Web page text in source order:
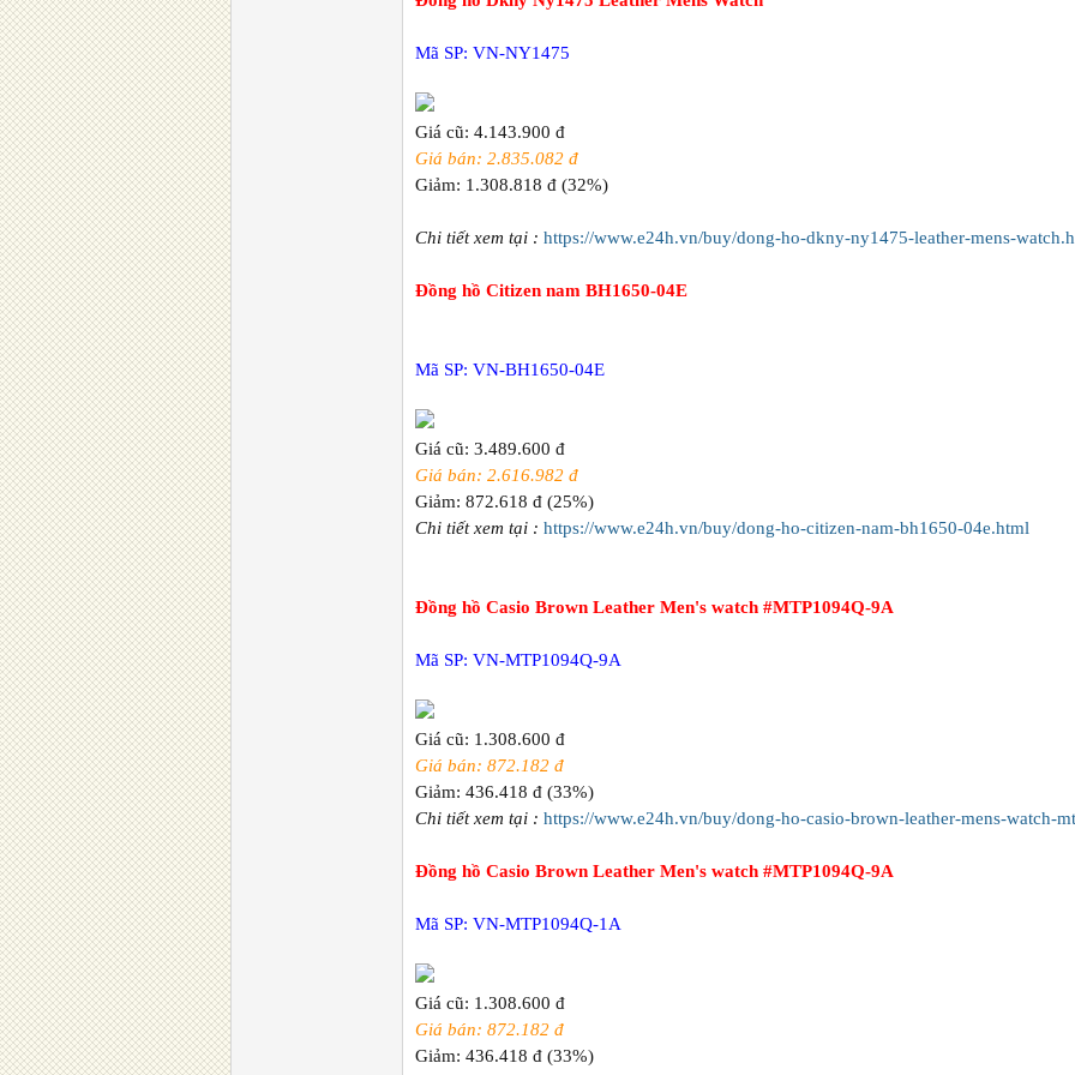
Mã SP: VN-NY1475
Giá cũ: 4.143.900 đ
Giá bán: 2.835.082 đ
Giảm: 1.308.818 đ (32%)
Chi tiết xem tại : https://www.e24h.vn/buy/dong-ho-dkny-ny1475-leather-mens-
Đồng hồ Citizen nam BH1650-04E
Mã SP: VN-BH1650-04E
Giá cũ: 3.489.600 đ
Giá bán: 2.616.982 đ
Giảm: 872.618 đ (25%)
Chi tiết xem tại : https://www.e24h.vn/buy/dong-ho-citizen-nam-bh1650-04e.html
Đồng hồ Casio Brown Leather Men's watch #MTP1094Q-9A
Mã SP: VN-MTP1094Q-9A
Giá cũ: 1.308.600 đ
Giá bán: 872.182 đ
Giảm: 436.418 đ (33%)
Chi tiết xem tại : https://www.e24h.vn/buy/dong-ho-casio-brown-leather-mens-watch-
Đồng hồ Casio Brown Leather Men's watch #MTP1094Q-9A
Mã SP: VN-MTP1094Q-1A
Giá cũ: 1.308.600 đ
Giá bán: 872.182 đ
Giảm: 436.418 đ (33%)